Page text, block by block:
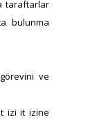
bulunma
ve
it izine